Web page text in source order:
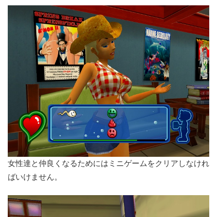
女性達と仲良くなるためにはミニゲームをクリアしなけれ
ばいけません。